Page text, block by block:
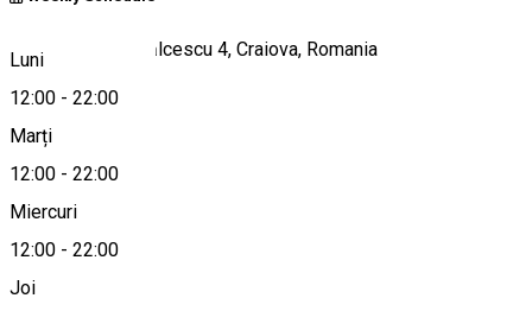
Luni
12:00 - 22:00
Marți
12:00 - 22:00
Miercuri
12:00 - 22:00
Joi
Strada Nicolae Bălcescu 4, Craiova, Romania
Hartă